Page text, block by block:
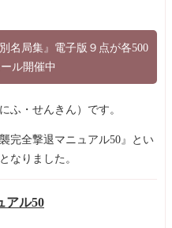
名局集』電子版９点が各500
ル開催中
ふ・せんきん）です。
完全撃退マニュアル50』とい
なりました。
アル50